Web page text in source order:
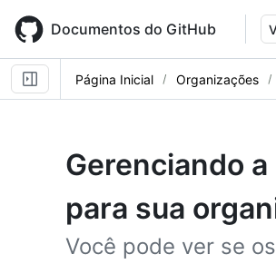
main
content
Documentos do GitHub
Página Inicial Organizações
Gerenciando
para sua
Você pode ver se